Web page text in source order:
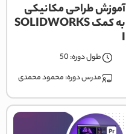
آموزش طراحی مکانیکی
به کمک SOLIDWORKS
I
طول دوره: 50
مدرس دوره:محمود محمدی